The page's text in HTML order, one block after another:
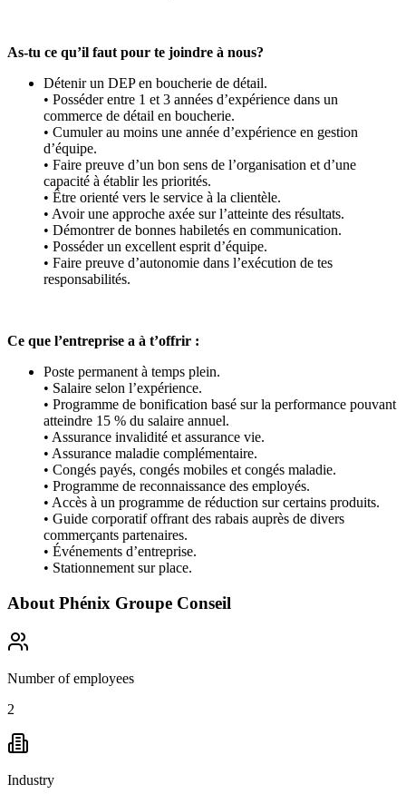
As-tu ce qu’il faut pour te joindre à nous?
Détenir un DEP en boucherie de détail.
• Posséder entre 1 et 3 années d’expérience dans un
commerce de détail en boucherie.
• Cumuler au moins une année d’expérience en gestion
d’équipe.
• Faire preuve d’un bon sens de l’organisation et d’une
capacité à établir les priorités.
• Être orienté vers le service à la clientèle.
• Avoir une approche axée sur l’atteinte des résultats.
• Démontrer de bonnes habiletés en communication.
• Posséder un excellent esprit d’équipe.
• Faire preuve d’autonomie dans l’exécution de tes
responsabilités.
Ce que l’entreprise a à t’offrir :
Poste permanent à temps plein.
• Salaire selon l’expérience.
• Programme de bonification basé sur la performance pouvant
atteindre 15 % du salaire annuel.
• Assurance invalidité et assurance vie.
• Assurance maladie complémentaire.
• Congés payés, congés mobiles et congés maladie.
• Programme de reconnaissance des employés.
• Accès à un programme de réduction sur certains produits.
• Guide corporatif offrant des rabais auprès de divers
commerçants partenaires.
• Événements d’entreprise.
• Stationnement sur place.
About Phénix Groupe Conseil
Number of employees
2
Industry